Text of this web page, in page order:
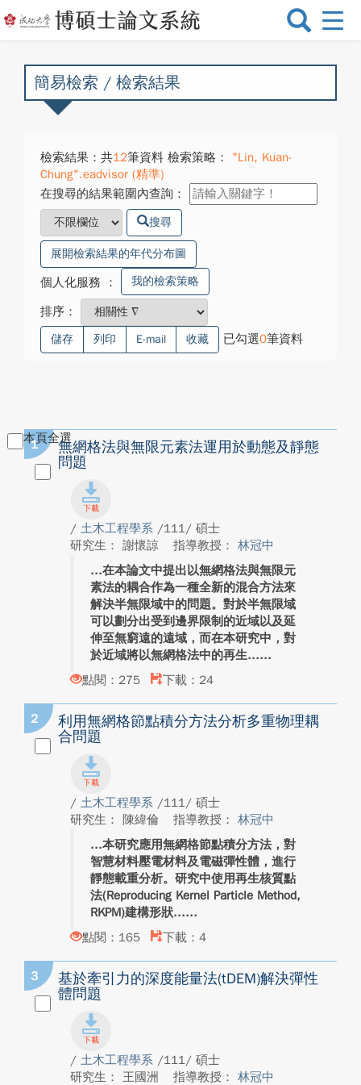
選
換
簡易檢索 / 檢索結果
檢索結果：共12筆資料 檢索策略：
"Lin, Kuan-
Chung".eadvisor (精準)
在搜尋的結果範圍內查詢：
搜尋
展開檢索結果的年代分布圖
個人化服務 ： 我的檢索策略
排序：
儲存 列印 E-mail 收藏 已勾選0筆資料
本頁全選
1
無網格法與無限元素法運用於動態及靜態
問題
/ 土木工程學系 /111/ 碩士
研究生： 謝懷諒
指導教授： 林冠中
在本論文中提出以無網格法與無限元
素法的耦合作為一種全新的混合方法來
解決半無限域中的問題。對於半無限域
可以劃分出受到邊界限制的近域以及延
伸至無窮遠的遠域，而在本研究中，對
於近域將以無網格法中的再生...
點閱：275
下載：24
2
利用無網格節點積分方法分析多重物理耦
合問題
/ 土木工程學系 /111/ 碩士
研究生： 陳緯倫
指導教授： 林冠中
本研究應用無網格節點積分方法，對
智慧材料壓電材料及電磁彈性體，進行
靜態載重分析。研究中使用再生核質點
法(Reproducing Kernel Particle Method,
RKPM)建構形狀...
點閱：165
下載：4
3
基於牽引力的深度能量法(tDEM)解決彈性
體問題
/ 土木工程學系 /111/ 碩士
研究生： 王國洲
指導教授： 林冠中